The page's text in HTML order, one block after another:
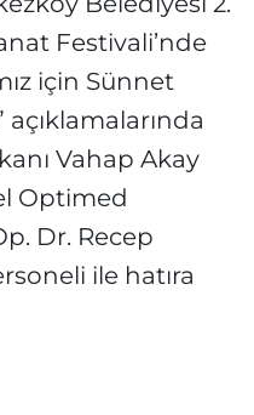
Festivali’nde
için Sünnet
Vahap Akay
Optimed
Dr. Recep
ile hatıra